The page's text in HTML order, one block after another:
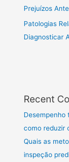
Prejuízos
Patologias
Diagnosticar
Recent
Desempenho
como reduzir
Quais as
inspeção